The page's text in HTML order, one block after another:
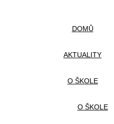
DOMŮ
AKTUALITY
O ŠKOLE
O ŠKOLE